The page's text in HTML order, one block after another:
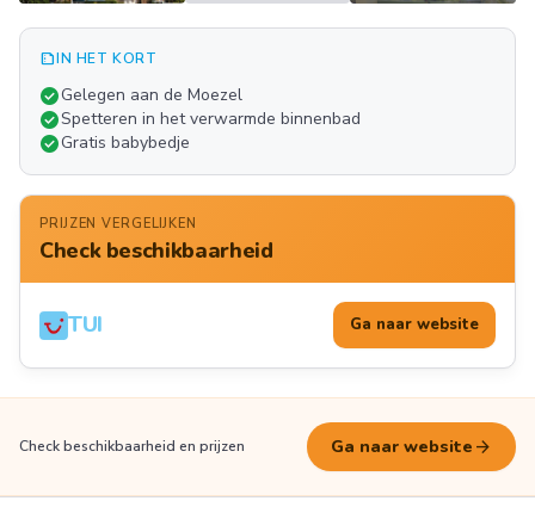
summarizeIN HET KORT
check_circleGelegen aan de Moezel
check_circleSpetteren in het verwarmde binnenbad
check_circleGratis babybedje
PRIJZEN VERGELIJKEN
Check beschikbaarheid
TUI Ga naar website
Check beschikbaarheid en prijzen Ga naar website arrow_forward